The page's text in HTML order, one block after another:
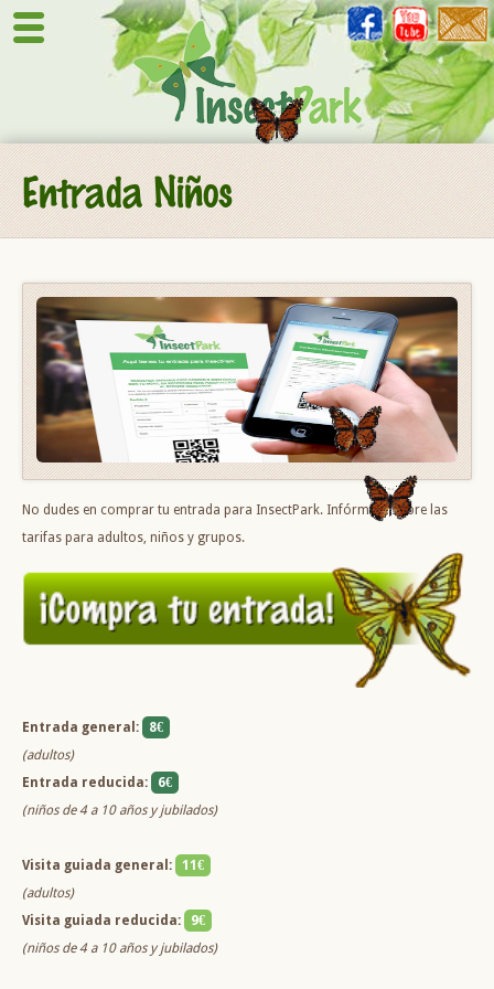
Entrada Niños
No dudes en comprar tu entrada para InsectPark. Infórmate sobre las
tarifas para adultos, niños y grupos.
Entrada general:
8€
(adultos)
Entrada reducida:
6€
(niños de 4 a 10 años y jubilados)
Visita guiada general:
11€
(adultos)
Visita guiada reducida:
9€
(niños de 4 a 10 años y jubilados)